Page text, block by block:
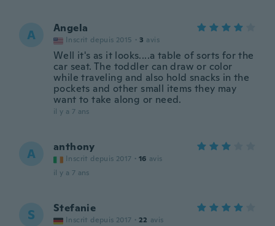
A Angela
Inscrit depuis 2015 · 3 avis
Well it's as it looks....a table of sorts for the
car seat. The toddler can draw or color
while traveling and also hold snacks in the
pockets and other small items they may
want to take along or need.
il y a 7 ans
A anthony
Inscrit depuis 2017 · 16 avis
il y a 7 ans
S Stefanie
Inscrit depuis 2017 · 22 avis